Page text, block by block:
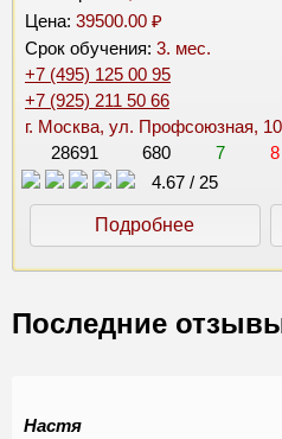
Цена: 39500.00 ₽
Срок обучения: 3. мес.
+7 (495) 125 00 95
+7 (925) 211 50 66
г. Москва, ул. Профсоюзная,
28691
680 7
8
4.67 / 25
Подробнее
Последние
Настя